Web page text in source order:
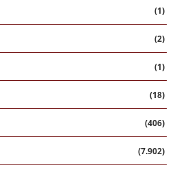
(1)
(2)
(1)
(18)
(406)
(7.902)